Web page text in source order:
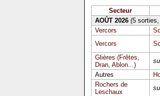
Secteur
AOÛT 2026(5 sorties,
Vercors
Vercors
Glières (Frêtes,
Dran, Ablon...)
Autres
Rochers de
Leschaux